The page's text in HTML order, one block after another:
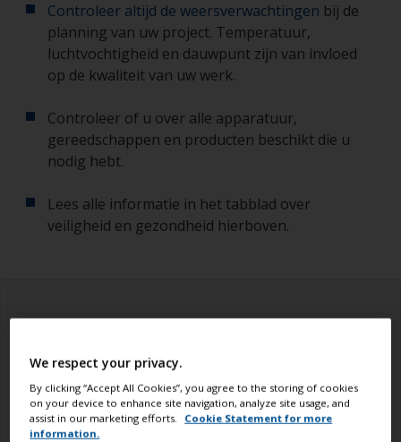
Controleer altijd de weersverwachtingen bij de
planning van uw project. Temperatuur,
luchtvochtigheid en dauwpunt zijn van invloed
op de kwaliteit van uw werk.
Controleer of u over alle apparatuur,
gereedschappen en producten beschikt die u
nodig hebt.
Lees alle informatie in het tabblad over
veiligheid en gezondheid hierboven.
We respect your privacy.
By clicking “Accept All Cookies”, you agree to the storing of cookies
on your device to enhance site navigation, analyze site usage, and
assist in our marketing efforts.
Cookie Statement for more
information.